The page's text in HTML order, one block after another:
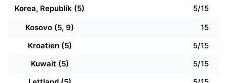
Korea, Republik (5)
5/15
Kosovo (5, 9)
15
Kroatien (5)
5/15
Kuwait (5)
5/15